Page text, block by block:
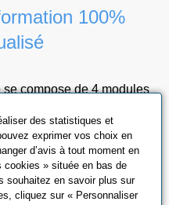
100%
compose de 4 modules
& plan de
des statistiques et
exprimer vos choix en
d’avis à tout moment en
cookies » située en bas de
souhaitez en savoir plus sur
cliquez sur « Personnaliser